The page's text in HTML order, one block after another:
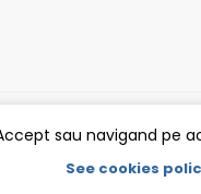
Partener
©2021
sau navigand
See cookies